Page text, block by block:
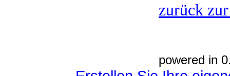
zurück
powered in